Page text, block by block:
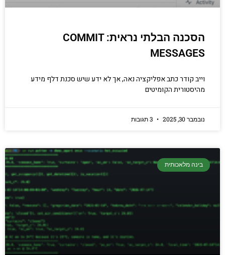
הסכנה הבלתי נראית: COMMIT
MESSAGES
וייב קודר כתב אפליקציה נאה, אך לא ידע שיש סכנת דלף מידע
מהיסטורית הקומיטים
נובמבר 30, 2025
בינה מלאכותית